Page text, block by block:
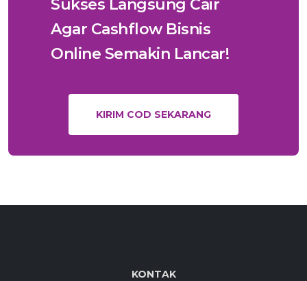
Sukses Langsung Cair
Agar Cashflow Bisnis
Online Semakin Lancar!
KIRIM COD SEKARANG
KONTAK